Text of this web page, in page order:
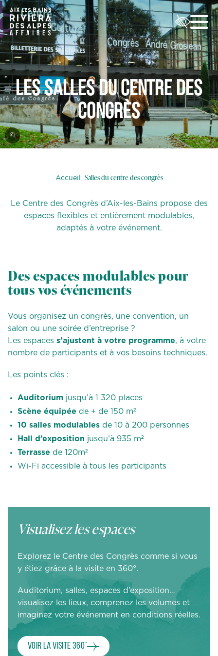
©
Les salles du centre des
congrès
Accueil | Salles du centre des congrès
Le Centre des Congrès d’Aix-les-Bains propose des
espaces flexibles et entièrement modulables,
adaptés à votre événement.
Des espaces modulables pour
tous vos événements
Vous organisez un congrès, une convention, un
salon ou une soirée d’entreprise ?
Les espaces s’ajustent à votre programme, à votre
nombre de participants et à vos besoins techniques.
Les points clés :
Auditorium jusqu’à 1 320 places
Scène équipée de + de 150 m²
10 salles modulables de 10 à 200 personnes
Hall d’exposition jusqu’à 935 m²
Terrasse de 120m²
Wi-Fi accessible à tous les participants
Visualisez les espaces
Explorez le Centre des Congrès comme si vous
y étiez grâce à la visite en 360°.
Auditorium, salles, espaces d’exposition…
visualisez les lieux, comprenez les volumes et
imaginez votre événement en conditions réelles.
Voir la visite 360°